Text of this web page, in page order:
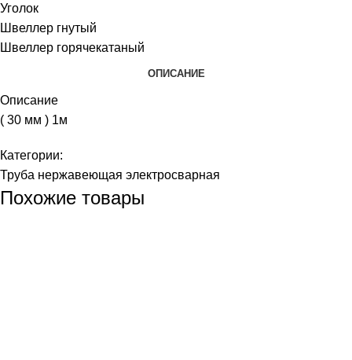
Уголок
Швеллер гнутый
Швеллер горячекатаный
ОПИСАНИЕ
Описание
( 30 мм ) 1м
Категории:
Труба нержавеющая электросварная
Похожие товары